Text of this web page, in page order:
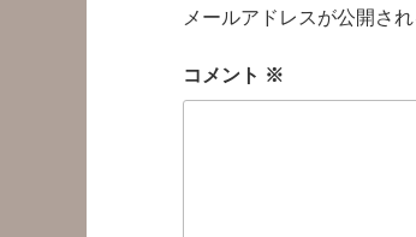
メールアドレスが公開さ
コメント ※